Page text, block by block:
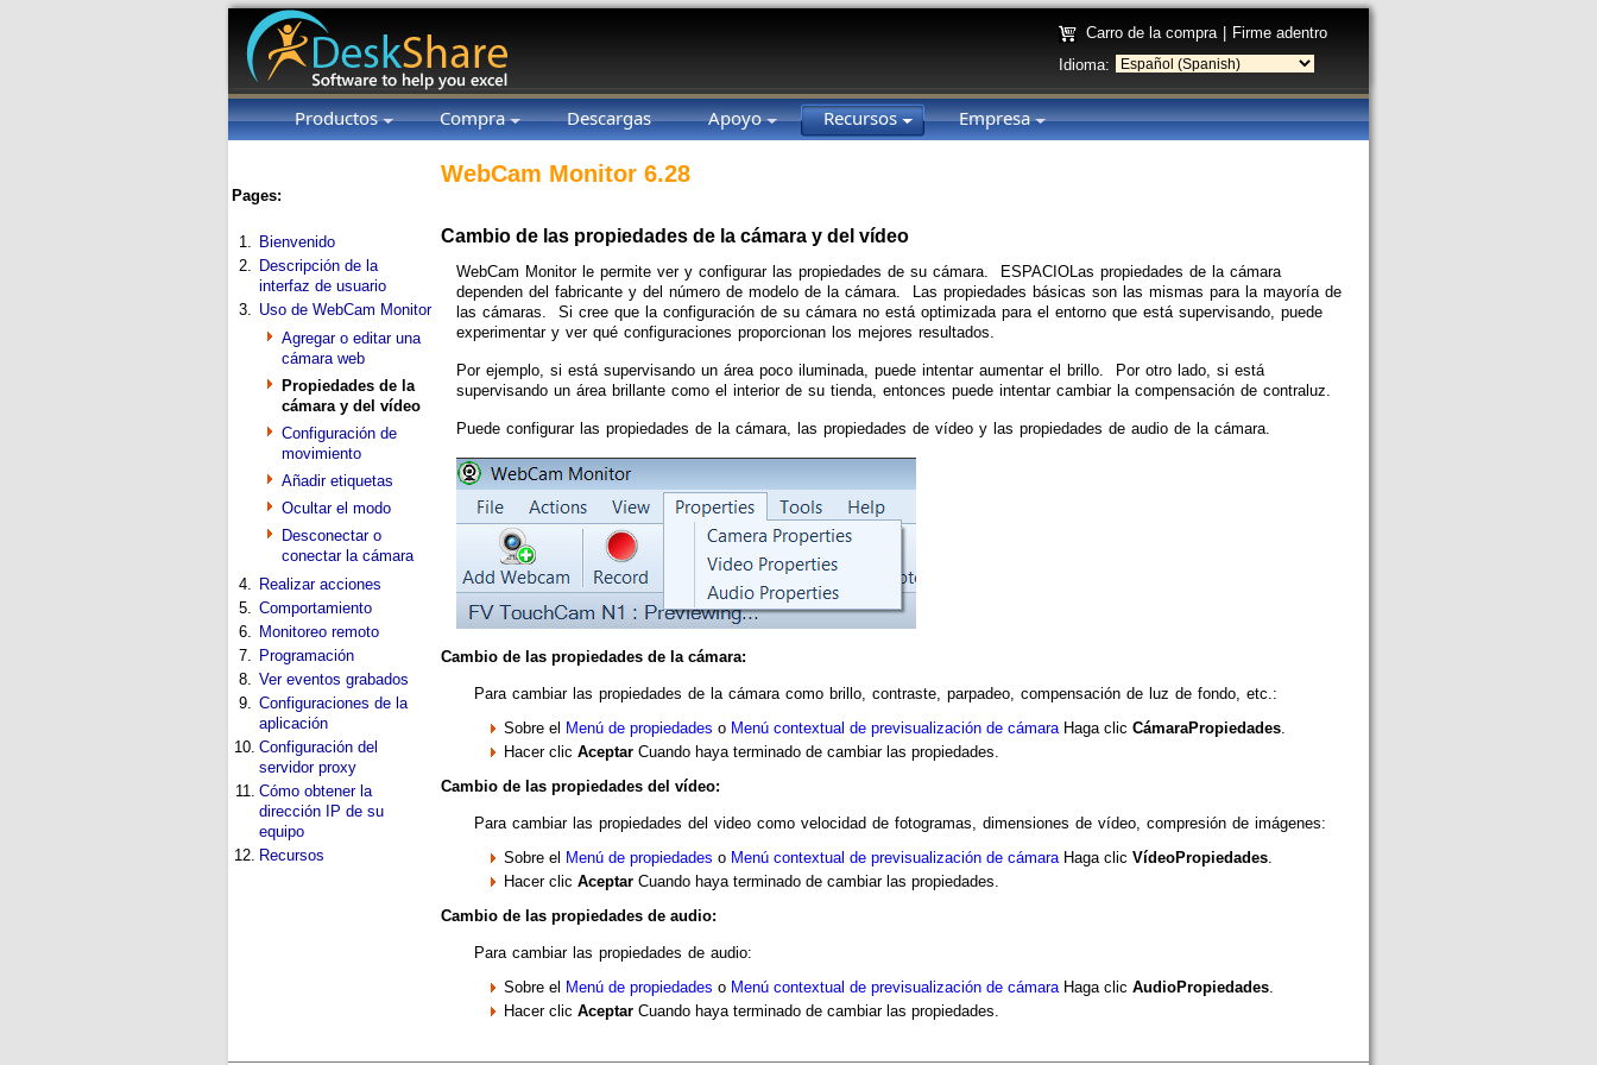
Carro de la compra
Firme adentro
Idioma:
Productos Compra Descargas Apoyo Recursos Empresa
Pages:
1. Bienvenido
2. Descripción de la
interfaz de usuario
3. Uso de WebCam Monitor
Agregar o editar una
cámara web
Propiedades de la
cámara y del vídeo
Configuración de
movimiento
Añadir etiquetas
Ocultar el modo
Desconectar o
conectar la cámara
4. Realizar acciones
5. Comportamiento
6. Monitoreo remoto
7. Programación
8. Ver eventos grabados
9. Configuraciones de la
aplicación
10. Configuración del
servidor proxy
11. Cómo obtener la
dirección IP de su
equipo
12. Recursos
WebCam Monitor 6.28
Cambio de las propiedades de la cámara y del vídeo
WebCam Monitor le permite ver y configurar las propiedades de su cámara. ESPACIOLas propiedades de la cámara
dependen del fabricante y del número de modelo de la cámara. Las propiedades básicas son las mismas para la mayoría de
las cámaras. Si cree que la configuración de su cámara no está optimizada para el entorno que está supervisando, puede
experimentar y ver qué configuraciones proporcionan los mejores resultados.
Por ejemplo, si está supervisando un área poco iluminada, puede intentar aumentar el brillo. Por otro lado, si está
supervisando un área brillante como el interior de su tienda, entonces puede intentar cambiar la compensación de contraluz.
Puede configurar las propiedades de la cámara, las propiedades de vídeo y las propiedades de audio de la cámara.
Cambio de las propiedades de la cámara:
Para cambiar las propiedades de la cámara como brillo, contraste, parpadeo, compensación de luz de fondo, etc.:
Sobre el Menú de propiedades o Menú contextual de previsualización de cámara Haga clic CámaraPropiedades
Hacer clic Aceptar Cuando haya terminado de cambiar las propiedades.
Cambio de las propiedades del vídeo:
Para cambiar las propiedades del video como velocidad de fotogramas, dimensiones de vídeo, compresión de imágenes:
Sobre el Menú de propiedades o Menú contextual de previsualización de cámara Haga clic VídeoPropiedades
Hacer clic Aceptar Cuando haya terminado de cambiar las propiedades.
Cambio de las propiedades de audio:
Para cambiar las propiedades de audio:
Sobre el Menú de propiedades o Menú contextual de previsualización de cámara Haga clic AudioPropiedades
Hacer clic Aceptar Cuando haya terminado de cambiar las propiedades.